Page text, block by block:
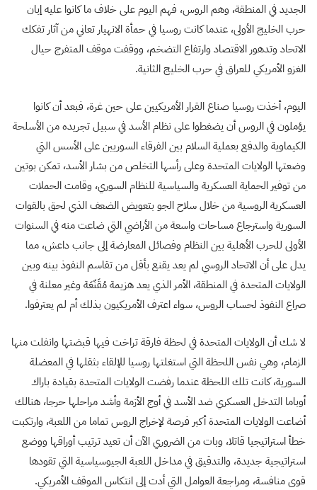
الجديد في المنطقة، وهم الروس، فهم اليوم على خلاف ما كانوا عليه إبان
حرب الخليج الأولى، عندما كانت روسيا في حمأة الانهيار تعاني من آثار تفكك
الاتحاد وتدهور الاقتصاد وارتفاع التضخم، ووقفت موقف المتفرج حيال
الغزو الأمريكي للعراق في حرب الخليج الثانية.
اليوم، أخذت روسيا صناع القرار الأمريكيين على حين غرة، فبعد أن كانوا
يؤملون في الروس أن يضغطوا على نظام الأسد في سبيل تجريده من الأسلحة
الكيماوية والدفع بعملية السلام بين الفرقاء السوريين على الأسس التي
وضعتها الولايات المتحدة وعلى رأسها التخلص من بشار الأسد، تمكن بوتين
من توفير الحماية العسكرية والسياسية للنظام السوري، وقامت الحملات
العسكرية الروسية من خلال سلاح الجو بتعويض الضعف الذي لحق بالقوات
السورية واسترجاع مساحات واسعة من الأراضي التي ضاعت منه في السنوات
الأولى للحرب الأهلية بين النظام وفصائل المعارضة إلى جانب داعش، مما
يدل على أن الاتحاد الروسي لم يعد يقنع بأقل من تقاسم النفوذ بينه وبين
الولايات المتحدة في المنطقة، الأمر الذي يعد هزيمة مُقَنّعَة وغير معلنة في
صراع النفوذ لحساب الروس، سواء اعترف الأمريكيون بذلك أم لم يعترفوا.
لا شك أن الولايات المتحدة في لحظة فارقة تراخت فيها قبضتها وانفلت منها
الزمام، وهي نفس اللحظة التي استغلتها روسيا للإلقاء بثقلها في المعضلة
السورية، كانت تلك اللحظة عندما رفضت الولايات المتحدة بقيادة باراك
أوباما التدخل العسكري ضد الأسد في أوج الأزمة وأشد مراحلها حرجا، هنالك
أضاعت الولايات المتحدة أكبر فرصة لإخراج الروس تماما من اللعبة، وارتكبت
خطأ استراتيجيا قاتلا، وبات من الضروري الآن أن تعيد ترتيب أوراقها ووضع
استراتيجية جديدة، والتدقيق في مداخل اللعبة الجيوسياسية التي تقودها
قوى منافسة، ومراجعة العوامل التي أدت إلى انتكاس الموقف الأمريكي.